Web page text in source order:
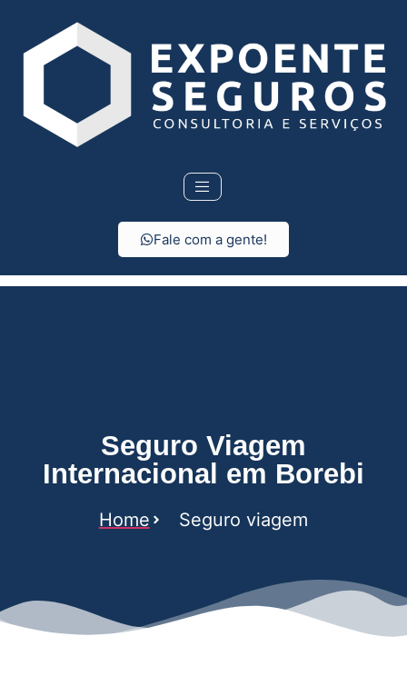
Fale com a gente!
Seguro Viagem
Internacional em Borebi
Home Seguro viagem